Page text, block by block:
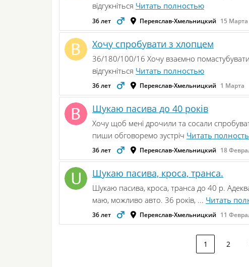
відгукніться Читать полностью
36 лет Переяслав-Хмельницкий 15 Марта
Хочу спробувати з хлопцем
36/180/100/16 Хочу взаємно помастубувати
відгукніться Читать полностью
36 лет Переяслав-Хмельницкий 1 Марта
Шукаю пасива до 40 років
Хочу щоб мені дрочили та сосали
пиши обговоремо зустріч Читать
36 лет Переяслав-Хмельницкий 18
Шукаю пасива, кроса, транса.
Шукаю пасива, кроса, транса до 40 р.
маю, можливо авто. 36 років, ... Читать
36 лет Переяслав-Хмельницкий 11
1 2